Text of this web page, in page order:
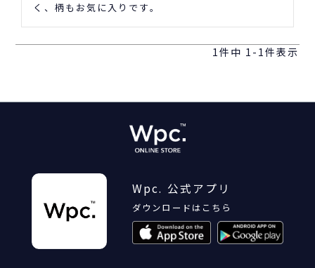
く、柄もお気に入りです。
1件中 1 - 1件表示
Wpc. 公式アプリ
ダウンロードはこちら